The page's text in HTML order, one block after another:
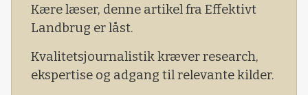
Mælkeproducenten har fået skiftet to af sine tre
14 år gamle DeLaval-malkerobotter ud. Det
gjorde han i september, mens den sidste af de
gamle står for udskiftning senere på året.
Kære læser, denne artikel fra Effektivt
Landbrug er låst.
Kvalitetsjournalistik kræver research,
ekspertise og adgang til relevante kilder.